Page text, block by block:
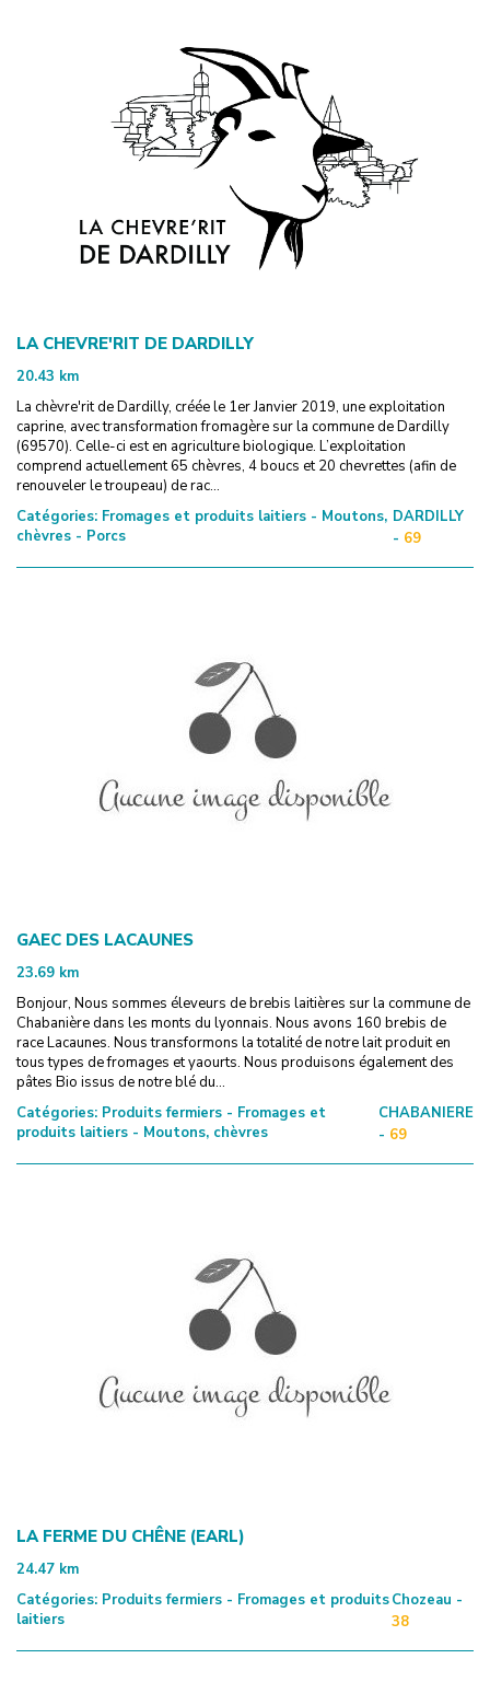
LA CHEVRE'RIT DE DARDILLY
20.43 km
La chèvre'rit de Dardilly, créée le 1er Janvier 2019, une exploitation
caprine, avec transformation fromagère sur la commune de Dardilly
(69570). Celle-ci est en agriculture biologique. L’exploitation
comprend actuellement 65 chèvres, 4 boucs et 20 chevrettes (afin de
renouveler le troupeau) de rac...
Catégories: Fromages et produits laitiers - Moutons,
chèvres - Porcs
DARDILLY
- 69
GAEC DES LACAUNES
23.69 km
Bonjour, Nous sommes éleveurs de brebis laitières sur la commune de
Chabanière dans les monts du lyonnais. Nous avons 160 brebis de
race Lacaunes. Nous transformons la totalité de notre lait produit en
tous types de fromages et yaourts. Nous produisons également des
pâtes Bio issus de notre blé du...
Catégories: Produits fermiers - Fromages et
produits laitiers - Moutons, chèvres
CHABANIERE
- 69
LA FERME DU CHÊNE (EARL)
24.47 km
Catégories: Produits fermiers - Fromages et produits
laitiers
Chozeau -
38